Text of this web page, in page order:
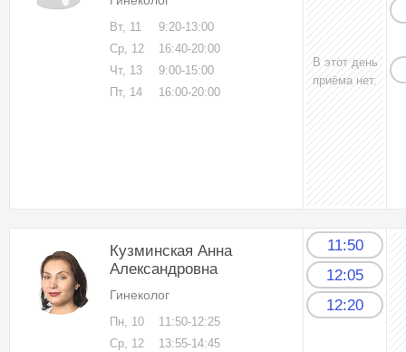
Вт, 11
9:20-13:00
Ср, 12
16:40-20:00
Чт, 13
9:00-15:00
Пт, 14
16:00-20:00
В этот день
приёма нет.
Кузминская Анна
Александровна
Гинеколог
Пн, 10
11:50-12:25
Ср, 12
13:55-14:45
11:50
12:05
12:20